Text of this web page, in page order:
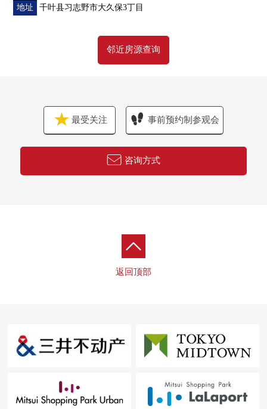
在yuu road路面临的Mansion
地址 千叶县习志野市大久保3丁目
邻近房源查询
最受关注 事前预约制参观会
咨询方式
返回顶部